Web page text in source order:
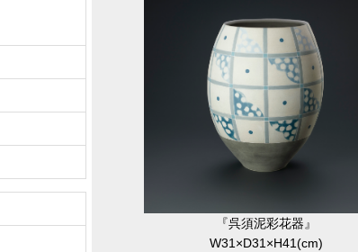
『呉須泥彩花器』
W31×D31×H41(cm)